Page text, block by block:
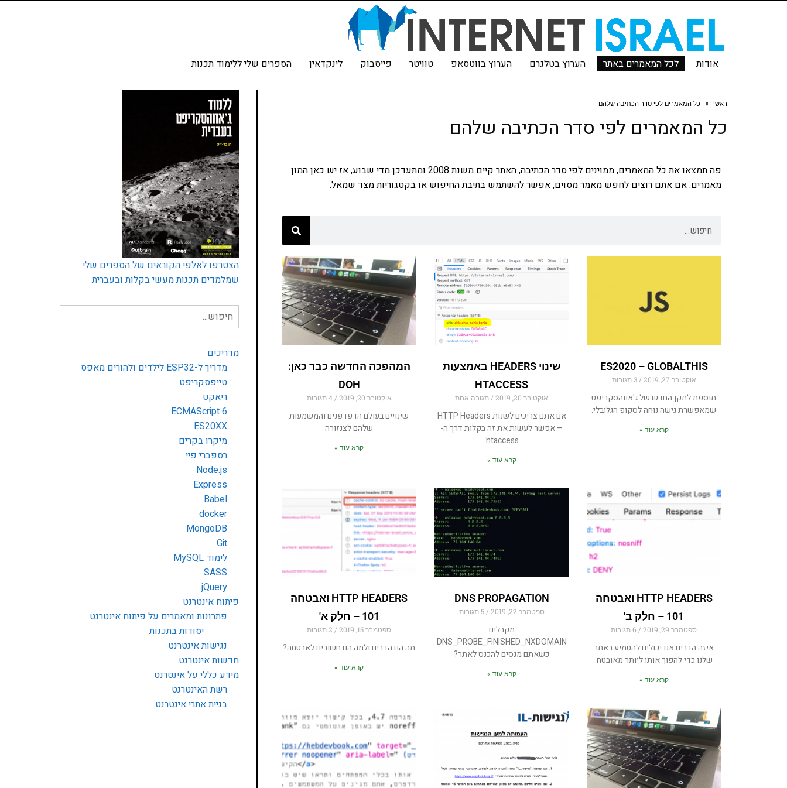
אודות לכל המאמרים באתר הערוץ בטלגרם הערוץ בווטסאפ טוויטר פייסבוק לינקדאין הספרים שלי ללימוד תכנות
ראשי » כל המאמרים לפי סדר הכתיבה שלהם
כל המאמרים לפי סדר הכתיבה שלהם
פה תמצאו את כל המאמרים, ממוינים לפי סדר הכתיבה, האתר קיים משנת 2008 ומתעדכן מדי שבוע, אז יש כאן המון
מאמרים. אם אתם רוצים לחפש מאמר מסוים, אפשר להשתמש בתיבת החיפוש או בקטגוריות מצד שמאל.
ES2020 – GLOBALTHIS
אוקטובר 27, 2019 3 תגובות
תוספת לתקן החדש של ג'אווהסקריפט
שמאפשרת גישה נוחה לסקופ הגלובלי.
קרא עוד »
שינוי HEADERS באמצעות
HTACCESS
אוקטובר 20, 2019 תגובה אחת
אם אתם צריכים לשנות HTTP Headers
– אפשר לעשות את זה בקלות דרך ה-
htaccess.
קרא עוד »
המהפכה החדשה כבר כאן:
DOH
אוקטובר 20, 2019 4 תגובות
שינויים בעולם הדפדפנים והמשמעות
שלהם לצנזורה
קרא עוד »
HTTP HEADERS ואבטחה
101 – חלק ב'
ספטמבר 29, 2019
איזה הדרים אנו יכולים להטמיע באתר
שלנו כדי להפוך אותו ליותר מאובטח.
קרא עוד »
DNS PROPAGATION
ספטמבר 22, 2019 5 תגובות
מקבלים
DNS_PROBE_FINISHED_NXDOMAIN
כשאתם מנסים להכנס לאתר?
קרא עוד »
HTTP HEADERS ואבטחה
101 – חלק א'
ספטמבר 15, 2019
מה הם הדרים ולמה הם חשובים לאבטחה?
קרא עוד »
הצטרפו לאלפי הקוראים של הספרים שלי
שמלמדים תכנות מעשי בקלות ובעברית
חיפוש
עבור:
מדריכים
מדריך ל-ESP32 לילדים ולהורים מאפס
טייפסקריפט
ריאקט
ECMAScript 6
ES20XX
מיקרו בקרים
רספברי פיי
Node.js
Express
Babel
docker
MongoDB
Git
לימוד MySQL
SASS
jQuery
פיתוח אינטרנט
פתרונות ומאמרים על פיתוח אינטרנט
יסודות בתכנות
נגישות אינטרנט
חדשות אינטרנט
מידע כללי על אינטרנט
רשת האינטרנט
בניית אתרי אינטרנט